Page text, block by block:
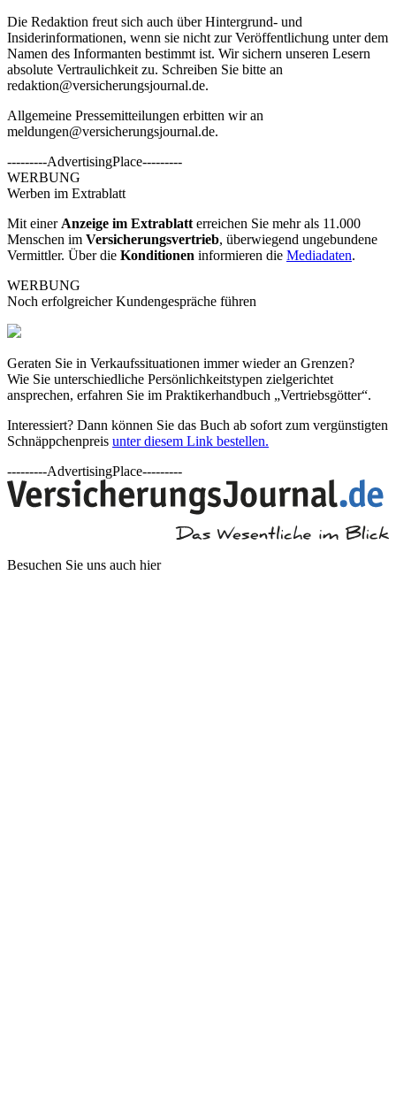
Die Redaktion freut sich auch über Hintergrund- und
Insiderinformationen, wenn sie nicht zur Veröffentlichung unter dem
Namen des Informanten bestimmt ist. Wir sichern unseren Lesern
absolute Vertraulichkeit zu. Schreiben Sie bitte an
redaktion@versicherungsjournal.de.
Allgemeine Pressemitteilungen erbitten wir an
meldungen@versicherungsjournal.de.
---------AdvertisingPlace---------
WERBUNG
Werben im Extrablatt
Mit einer Anzeige im Extrablatt erreichen Sie mehr als 11.000
Menschen im Versicherungsvertrieb, überwiegend ungebundene
Vermittler. Über die Konditionen informieren die Mediadaten.
WERBUNG
Noch erfolgreicher Kundengespräche führen
Geraten Sie in Verkaufssituationen immer wieder an Grenzen?
Wie Sie unterschiedliche Persönlichkeitstypen zielgerichtet
ansprechen, erfahren Sie im Praktikerhandbuch „Vertriebsgötter“.
Interessiert? Dann können Sie das Buch ab sofort zum vergünstigten
Schnäppchenpreis unter diesem Link bestellen.
---------AdvertisingPlace---------
Besuchen Sie uns auch hier